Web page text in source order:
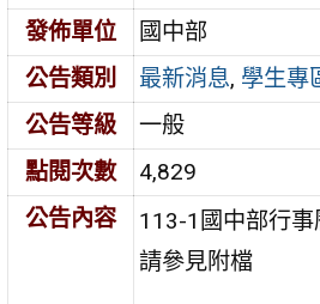
發佈單位
國中部
公告類別
最新消息, 學生專
公告等級
一般
點閱次數
4,829
公告內容
113-1國中部行事
請參見附檔